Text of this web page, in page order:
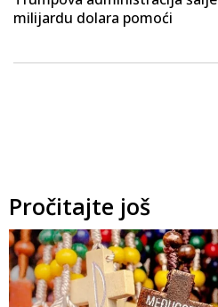
milijardu dolara pomoći
Pročitajte još